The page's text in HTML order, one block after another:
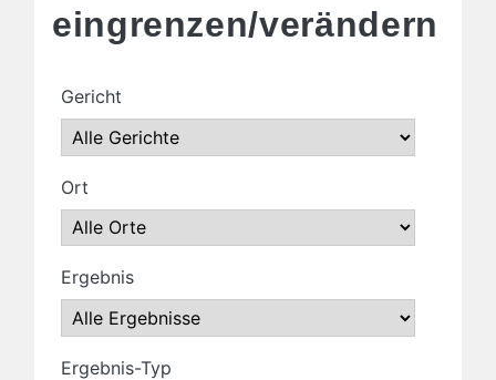
eingrenzen/verändern
Gericht
Ort
Ergebnis
Ergebnis-Typ